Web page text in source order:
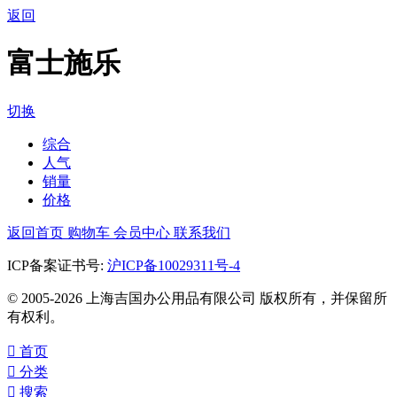
返回
富士施乐
切换
综合
人气
销量
价格
返回首页 购物车 会员中心 联系我们
ICP备案证书号: 沪ICP备10029311号-4
© 2005-2026 上海吉国办公用品有限公司 版权所有，并保留所
有权利。
 首页
 分类
 搜索